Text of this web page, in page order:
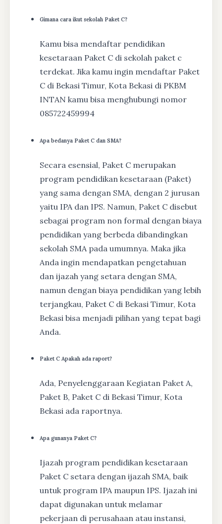
Gimana cara ikut sekolah Paket C?
Kamu bisa mendaftar pendidikan
kesetaraan Paket C di sekolah paket c
terdekat. Jika kamu ingin mendaftar Paket
C di Bekasi Timur, Kota Bekasi di PKBM
INTAN kamu bisa menghubungi nomor
085722459994
Apa bedanya Paket C dan SMA?
Secara esensial, Paket C merupakan
program pendidikan kesetaraan (Paket)
yang sama dengan SMA, dengan 2 jurusan
yaitu IPA dan IPS. Namun, Paket C disebut
sebagai program non formal dengan biaya
pendidikan yang berbeda dibandingkan
sekolah SMA pada umumnya. Maka jika
Anda ingin mendapatkan pengetahuan
dan ijazah yang setara dengan SMA,
namun dengan biaya pendidikan yang lebih
terjangkau, Paket C di Bekasi Timur, Kota
Bekasi bisa menjadi pilihan yang tepat bagi
Anda.
Paket C Apakah ada raport?
Ada, Penyelenggaraan Kegiatan Paket A,
Paket B, Paket C di Bekasi Timur, Kota
Bekasi ada raportnya.
Apa gunanya Paket C?
Ijazah program pendidikan kesetaraan
Paket C setara dengan ijazah SMA, baik
untuk program IPA maupun IPS. Ijazah ini
dapat digunakan untuk melamar
pekerjaan di perusahaan atau instansi,